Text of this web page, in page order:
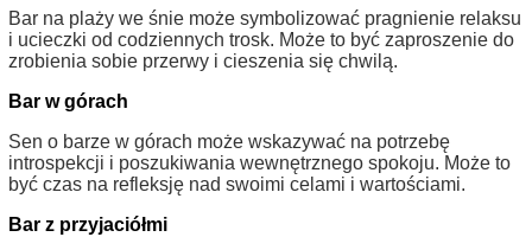
Bar na plaży we śnie może symbolizować pragnienie relaksu
i ucieczki od codziennych trosk. Może to być zaproszenie do
zrobienia sobie przerwy i cieszenia się chwilą.
Bar w górach
Sen o barze w górach może wskazywać na potrzebę
introspekcji i poszukiwania wewnętrznego spokoju. Może to
być czas na refleksję nad swoimi celami i wartościami.
Bar z przyjaciółmi